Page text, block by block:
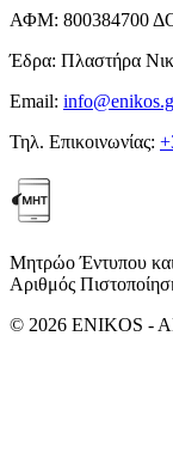
ΑΦΜ: 800384700
Έδρα: Πλαστήρα
Email:
Τηλ. Επικοινωνίας:
Μητρώο Έντυπου
Αριθμός
© 2026 ENIKOS -